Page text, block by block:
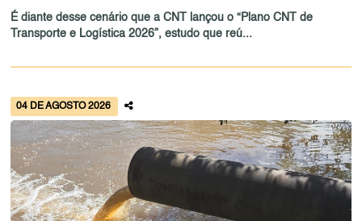
É diante desse cenário que a CNT lançou o “Plano CNT de
Transporte e Logística 2026”, estudo que reú...
04 DE AGOSTO 2026